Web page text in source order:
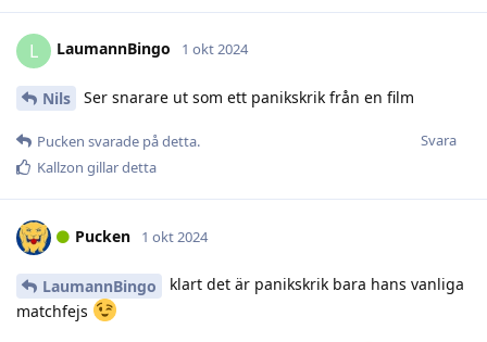
L LaumannBingo 1 okt 2024
Nils Ser snarare ut som ett panikskrik från en film
Svara
Pucken svarade på detta.
Kallzon gillar detta
Pucken 1 okt 2024
LaumannBingo
klart det är panikskrik bara hans vanliga
matchfejs